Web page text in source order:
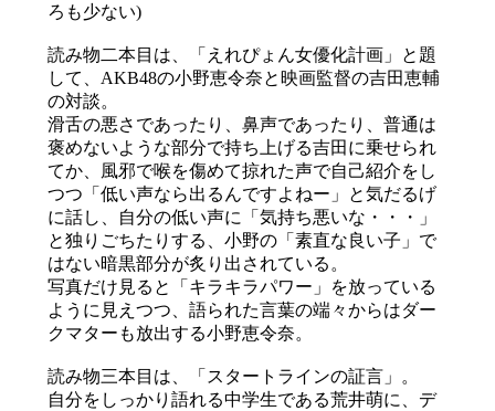
ろも少ない)
読み物二本目は、「えれぴょん女優化計画」と題
して、AKB48の小野恵令奈と映画監督の吉田恵輔
の対談。
滑舌の悪さであったり、鼻声であったり、普通は
褒めないような部分で持ち上げる吉田に乗せられ
てか、風邪で喉を傷めて掠れた声で自己紹介をし
つつ「低い声なら出るんですよねー」と気だるげ
に話し、自分の低い声に「気持ち悪いな・・・」
と独りごちたりする、小野の「素直な良い子」で
はない暗黒部分が炙り出されている。
写真だけ見ると「キラキラパワー」を放っている
ように見えつつ、語られた言葉の端々からはダー
クマターも放出する小野恵令奈。
読み物三本目は、「スタートラインの証言」。
自分をしっかり語れる中学生である荒井萌に、デ